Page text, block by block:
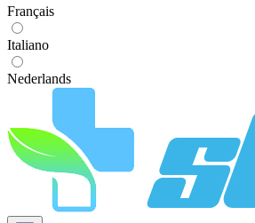
Français
Italiano
Nederlands